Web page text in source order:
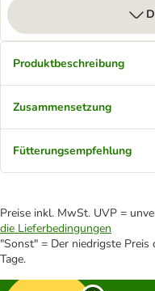
Produktbeschreibung
Zusammensetzung
Fütterungsempfehlung
Preise inkl. MwSt. UVP =
die Lieferbedingungen
"Sonst" = Der niedrigste
Tage.